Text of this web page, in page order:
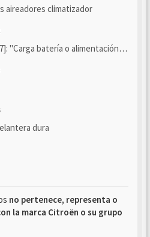
aireadores climatizador
"Carga batería o alimentación eléctri...
dura
no pertenece, representa o
la marca Citroën o su grupo